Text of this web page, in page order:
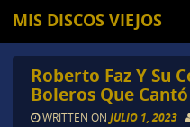
MIS DISCOS VIEJOS
Roberto Faz Y Su
Boleros Que
WRITTEN ON JULIO 1, 2023